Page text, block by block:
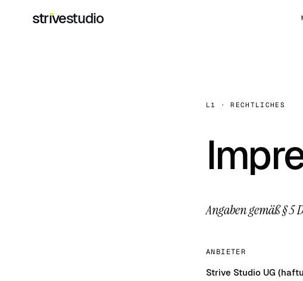
strivestudio
L1 · RECHTLICHES
Angaben gemäß § 5
ANBIETER
Strive Studio UG